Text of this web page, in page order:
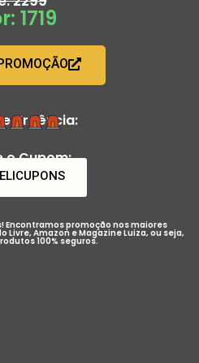
1719
Urgência:
o Cupom:
Encontramos promoção nos maiores
Amazon e Magazine Luiza, ou seja,
100% seguros.